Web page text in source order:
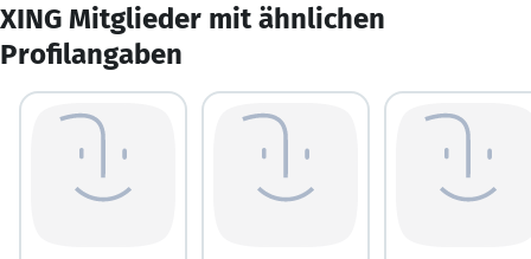
XING Mitglieder mit ähnlichen
Profilangaben